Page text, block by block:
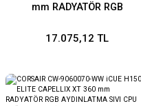
mm RADYATÖR RGB
SOĞUTUCUSU (Intel 1700
Intel 2066 AMD AM4 AMD
AM5 AMD Str4)
17.075,12 TL